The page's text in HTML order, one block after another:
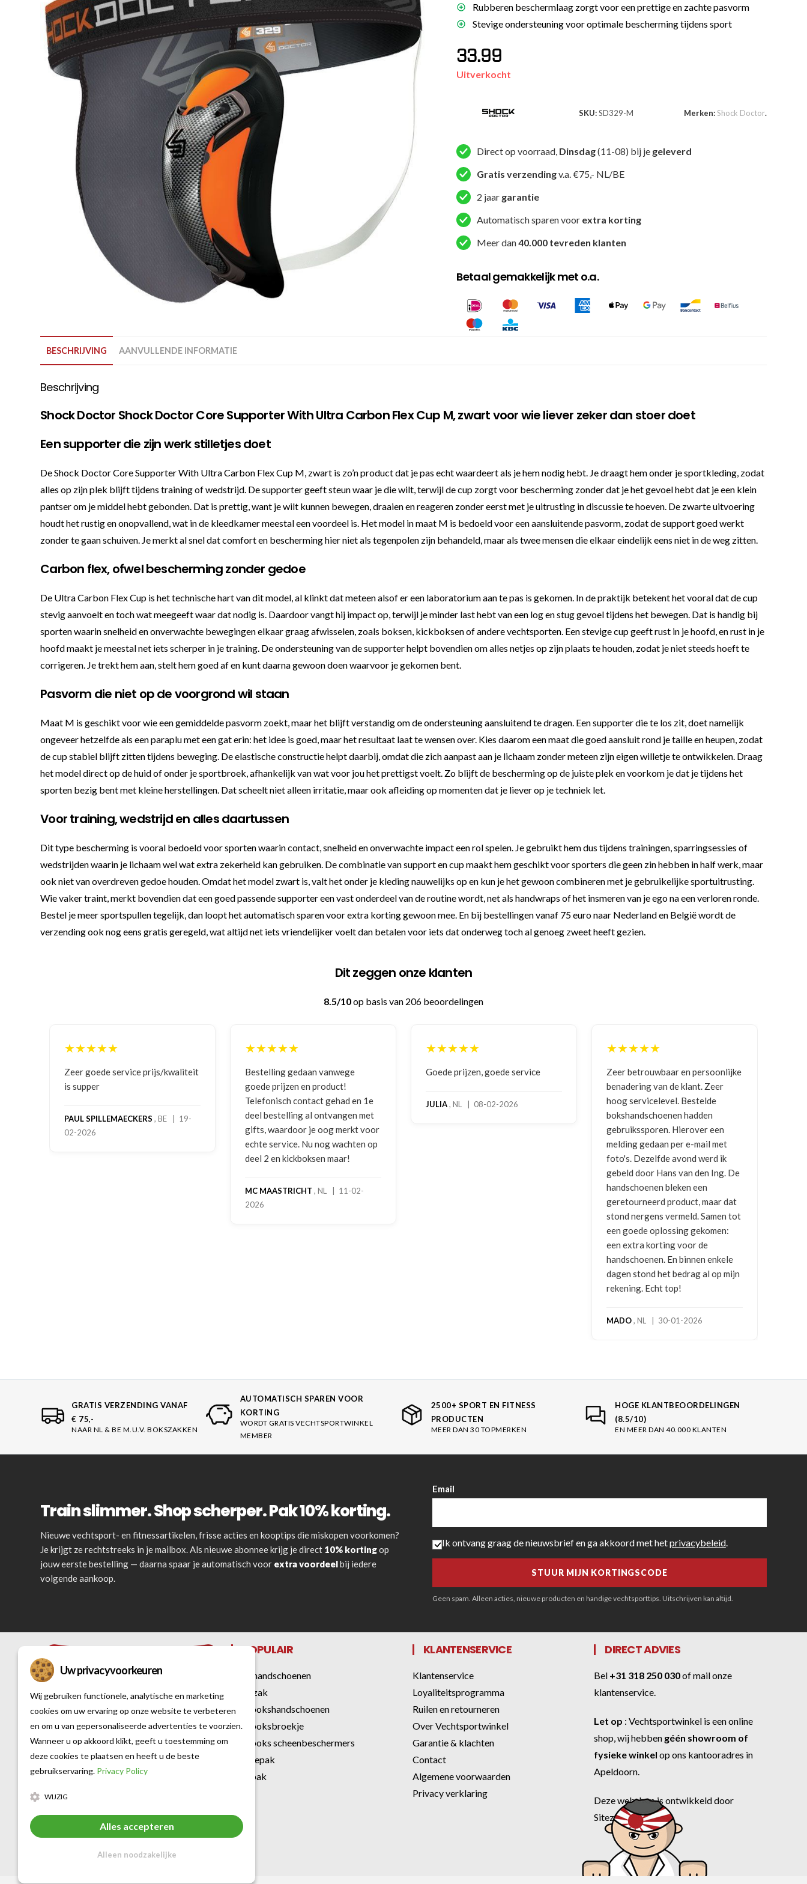
Taekwondo
Brazilian Jiu jitsu
Krav Maga
Voor dames
Zakhandschoenen
Trainingsartikelen
Bokszak
Bevestigingsmateriaal
bokszak
Bokspoppen
Stoot- en trapkussens
Stootkussens en pads
Rubberen beschermlaag zorgt voor een prettige en zachte pasvorm
Stevige ondersteuning voor optimale bescherming tijdens sport
33.99
Uitverkocht
SKU:SD329-M Merken:Shock Doctor.
Direct op voorraad, Dinsdag(11-08) bij je geleverd
Gratis verzendingv.a. €75,- NL/BE
2 jaar garantie
Automatisch sparen voor extra korting
Meer dan40.000 tevreden klanten
Betaal gemakkelijk met o.a.
BESCHRIJVING AANVULLENDE INFORMATIE
Beschrijving
Shock Doctor Shock Doctor Core Supporter With Ultra Carbon Flex Cup M, zwart voor wie liever zeker dan stoer doet
Een supporter die zijn werk stilletjes doet
De Shock Doctor Core Supporter With Ultra Carbon Flex Cup M, zwart is zo’n product dat je pas echt waardeert als je hem nodig hebt. Je draagt hem onder je sportkleding, zodat
alles op zijn plek blijft tijdens training of wedstrijd. De supporter geeft steun waar je die wilt, terwijl de cup zorgt voor bescherming zonder dat je het gevoel hebt dat je een klein
pantser om je middel hebt gebonden. Dat is prettig, want je wilt kunnen bewegen, draaien en reageren zonder eerst met je uitrusting in discussie te hoeven. De zwarte uitvoering
houdt het rustig en onopvallend, wat in de kleedkamer meestal een voordeel is. Het model in maat M is bedoeld voor een aansluitende pasvorm, zodat de support goed werkt
zonder te gaan schuiven. Je merkt al snel dat comfort en bescherming hier niet als tegenpolen zijn behandeld, maar als twee mensen die elkaar eindelijk eens niet in de weg zitten.
Carbon flex, ofwel bescherming zonder gedoe
De Ultra Carbon Flex Cup is het technische hart van dit model, al klinkt dat meteen alsof er een laboratorium aan te pas is gekomen. In de praktijk betekent het vooral dat de cup
stevig aanvoelt en toch wat meegeeft waar dat nodig is. Daardoor vangt hij impact op, terwijl je minder last hebt van een log en stug gevoel tijdens het bewegen. Dat is handig bij
sporten waarin snelheid en onverwachte bewegingen elkaar graag afwisselen, zoals boksen, kickboksen of andere vechtsporten. Een stevige cup geeft rust in je hoofd, en rust in je
hoofd maakt je meestal net iets scherper in je training. De ondersteuning van de supporter helpt bovendien om alles netjes op zijn plaats te houden, zodat je niet steeds hoeft te
corrigeren. Je trekt hem aan, stelt hem goed af en kunt daarna gewoon doen waarvoor je gekomen bent.
Pasvorm die niet op de voorgrond wil staan
Maat M is geschikt voor wie een gemiddelde pasvorm zoekt, maar het blijft verstandig om de ondersteuning aansluitend te dragen. Een supporter die te los zit, doet namelijk
ongeveer hetzelfde als een paraplu met een gat erin: het idee is goed, maar het resultaat laat te wensen over. Kies daarom een maat die goed aansluit rond je taille en heupen, zodat
de cup stabiel blijft zitten tijdens beweging. De elastische constructie helpt daarbij, omdat die zich aanpast aan je lichaam zonder meteen zijn eigen willetje te ontwikkelen. Draag
het model direct op de huid of onder je sportbroek, afhankelijk van wat voor jou het prettigst voelt. Zo blijft de bescherming op de juiste plek en voorkom je dat je tijdens het
sporten bezig bent met kleine herstellingen. Dat scheelt niet alleen irritatie, maar ook afleiding op momenten dat je liever op je techniek let.
Voor training, wedstrijd en alles daartussen
Dit type bescherming is vooral bedoeld voor sporten waarin contact, snelheid en onverwachte impact een rol spelen. Je gebruikt hem dus tijdens trainingen, sparringsessies of
wedstrijden waarin je lichaam wel wat extra zekerheid kan gebruiken. De combinatie van support en cup maakt hem geschikt voor sporters die geen zin hebben in half werk, maar
ook niet van overdreven gedoe houden. Omdat het model zwart is, valt het onder je kleding nauwelijks op en kun je het gewoon combineren met je gebruikelijke sportuitrusting.
Wie vaker traint, merkt bovendien dat een goed passende supporter een vast onderdeel van de routine wordt, net als handwraps of het insmeren van je ego na een verloren ronde.
Bestel je meer sportspullen tegelijk, dan loopt het automatisch sparen voor extra korting gewoon mee. En bij bestellingen vanaf 75 euro naar Nederland en België wordt de
verzending ook nog eens gratis geregeld, wat altijd net iets vriendelijker voelt dan betalen voor iets dat onderweg toch al genoeg zweet heeft gezien.
Dit zeggen onze klanten
8.5/10op basis van 206 beoordelingen
★★★★★
Zeer goede service prijs/kwaliteit
is supper
PAUL SPILLEMAECKERS , BE | 19-
02-2026
★★★★★
Bestelling gedaan vanwege
goede prijzen en product!
Telefonisch contact gehad en 1e
deel bestelling al ontvangen met
gifts, waardoor je oog merkt voor
echte service. Nu nog wachten op
deel 2 en kickboksen maar!
MC MAASTRICHT , NL | 11-02-
2026
★★★★★
Goede prijzen, goede service
JULIA, NL | 08-02-2026
★★★★★
Zeer betrouwbaar en persoonlijke
benadering van de klant. Zeer
hoog servicelevel. Bestelde
bokshandschoenen hadden
gebruikssporen. Hierover een
melding gedaan per e-mail met
foto's. Dezelfde avond werd ik
gebeld door Hans van den Ing. De
handschoenen bleken een
geretourneerd product, maar dat
stond nergens vermeld. Samen tot
een goede oplossing gekomen:
een extra korting voor de
handschoenen. En binnen enkele
dagen stond het bedrag al op mijn
rekening. Echt top!
MADO, NL | 30-01-2026
GRATIS VERZENDING VANAF
€ 75,-
NAAR NL & BE M.U.V. BOKSZAKKEN
AUTOMATISCH SPAREN VOOR
KORTING
WORDT GRATIS VECHTSPORTWINKEL
MEMBER
2500+ SPORT EN FITNESS
PRODUCTEN
MEER DAN 30 TOPMERKEN
HOGE KLANTBEOORDELINGEN
(8.5/10)
EN MEER DAN 40.000 KLANTEN
Train slimmer. Shop scherper. Pak 10% korting.
Nieuwe vechtsport- en fitnessartikelen, frisse acties en kooptips die miskopen voorkomen?
Je krijgt ze rechtstreeks in je mailbox. Als nieuwe abonnee krijg je direct 10% kortingop
jouw eerste bestelling — daarna spaar je automatisch voor extra voordeelbij iedere
volgende aankoop.
Email
Ik ontvang graag de nieuwsbrief en ga akkoord met hetprivacybeleid.
Geen spam. Alleen acties, nieuwe producten en handige vechtsporttips. Uitschrijven kan altijd.
Al sinds 2007 is Vechtsportwinkel dé
specialist op het gebied van vechtsport
en fitness. Met een rijke historie en
assortiment aan kwaliteitsproducten
van de beste merken voor iedere
vechtsporter en fitnessliefhebber.
POPULAIR
Bokshandschoenen
Bokszak
Kickbokshandschoenen
Kickboksbroekje
Kickboks scheenbeschermers
Karatepak
Judopak
KLANTENSERVICE
Klantenservice
Loyaliteitsprogramma
Ruilen en retourneren
Over Vechtsportwinkel
Garantie & klachten
Contact
Algemene voorwaarden
Privacy verklaring
DIRECT ADVIES
Bel +31 318 250 030ofmail onze
klantenservice.
Let op :Vechtsportwinkel is een online
shop, wij hebben géén showroom of
fysieke winkel op ons kantooradres in
Apeldoorn.
Deze webshop is ontwikkeld door
Sitezilla.
Uw privacyvoorkeuren
Wij gebruiken functionele, analytische en marketing
cookies om uw ervaring op onze website te verbeteren
en om u van gepersonaliseerde advertenties te voorzien.
Wanneer u op akkoord klikt, geeft u toestemming om
deze cookies te plaatsen en heeft u de beste
gebruikservaring. Privacy Policy
WIJZIG
Alles accepteren
Alleen noodzakelijke